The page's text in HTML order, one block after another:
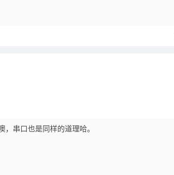
串口也是同样的道理哈。